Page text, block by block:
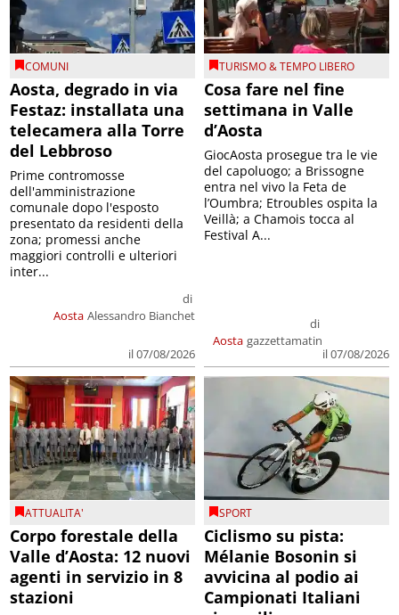
COMUNI
Aosta, degrado in via
Festaz: installata una
telecamera alla Torre
del Lebbroso
Aosta
di
Alessandro Bianchet
il 07/08/2026
Prime contromosse
dell'amministrazione
comunale dopo l'esposto
presentato da residenti della
zona; promessi anche
maggiori controlli e ulteriori
inter...
TURISMO & TEMPO LIBERO
Cosa fare nel fine
settimana in Valle
d’Aosta
Aosta
di
gazzettamatin
il 07/08/2026
GiocAosta prosegue tra le vie
del capoluogo; a Brissogne
entra nel vivo la Feta de
l’Oumbra; Etroubles ospita la
Veillà; a Chamois tocca al
Festival A...
ATTUALITA'
Corpo forestale della
Valle d’Aosta: 12 nuovi
agenti in servizio in 8
stazioni
SPORT
Ciclismo su pista:
Mélanie Bosonin si
avvicina al podio ai
Campionati Italiani